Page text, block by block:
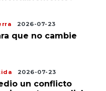
2026-07-23
que no cambie
2026-07-23
un conflicto